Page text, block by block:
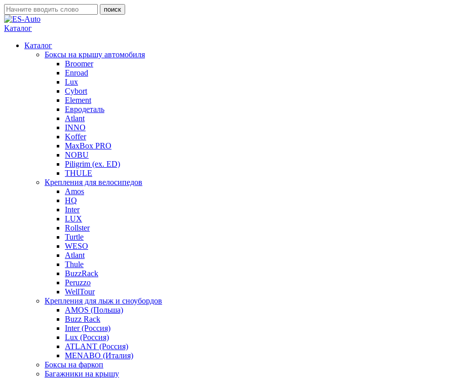
Каталог
Каталог
Боксы на крышу автомобиля
Broomer
Enroad
Lux
Cybort
Element
Евродеталь
Atlant
INNO
Koffer
MaxBox PRO
NOBU
Piligrim (ex. ED)
THULE
Крепления для велосипедов
Amos
HQ
Inter
LUX
Rollster
Turtle
WESO
Atlant
Thule
BuzzRack
Peruzzo
WellTour
Крепления для лыж и сноубордов
AMOS (Польша)
Buzz Rack
Inter (Россия)
Lux (Россия)
ATLANT (Россия)
MENABO (Италия)
Боксы на фаркоп
Багажники на крышу